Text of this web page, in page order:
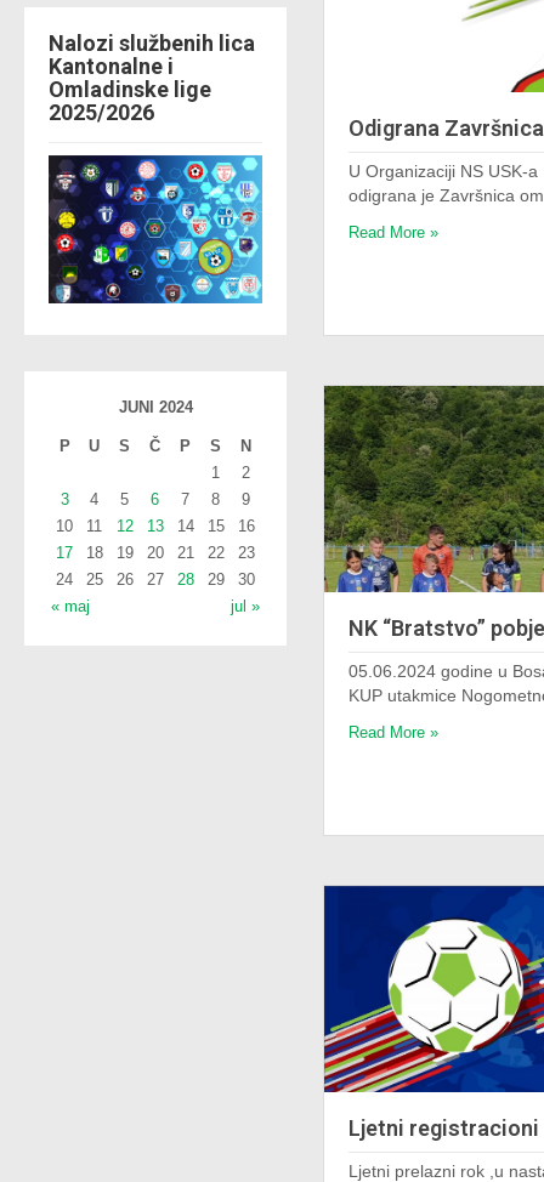
Nalozi službenih lica
Kantonalne i
Omladinske lige
2025/2026
JUNI 2024
P U S Č P S N
« maj jul »
1
2
3
4 5 6 7 8
9
10
11 12 13 14 15
16
17
18 19 20 21 22
23
24
25 26 27 28 29 30
Odigrana
U Organizaciji NS USK-
odigrana je Završnica
Read More »
NK “Bratstvo”
05.06.2024 godine u
KUP utakmice
Read More »
Ljetni registracioni
Ljetni prelazni rok ,u